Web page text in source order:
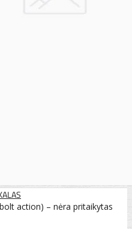
action) – nėra pritaikytas